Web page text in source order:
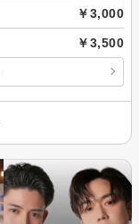
￥3,000
￥3,500